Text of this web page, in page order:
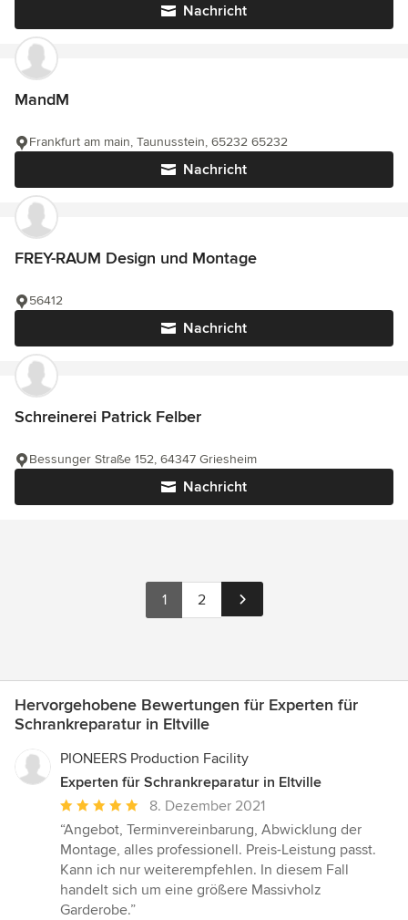
Nachricht
MandM
Nachricht
Frankfurt am main, Taunusstein, 65232 65232
FREY-RAUM Design und Montage
Nachricht
56412
Schreinerei Patrick Felber
Nachricht
Bessunger Straße 152, 64347 Griesheim
1 2
Hervorgehobene Bewertungen für Experten für
Schrankreparatur in Eltville
PIONEERS Production Facility
Experten für Schrankreparatur in Eltville
Durchschnittliche
Bewertung:
5
von
5
Sternen
8. Dezember 2021
“Angebot, Terminvereinbarung, Abwicklung der
Montage, alles professionell. Preis-Leistung passt.
Kann ich nur weiterempfehlen. In diesem Fall
handelt sich um eine größere Massivholz
Garderobe.”